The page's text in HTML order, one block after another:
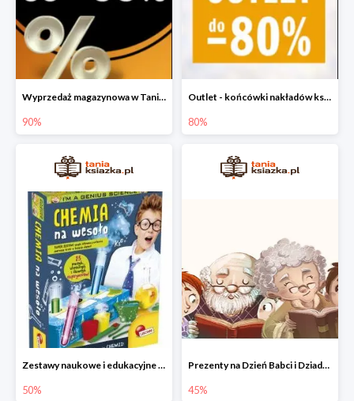
Wyprzedaż magazynowa w Taniej Książce do -90%
90%
Outlet - końcówki nakładów książek do -80%
80%
Zestawy naukowe i edukacyjne dla dzieci w Taniej Książce do -50%
50%
Prezenty na Dzień Babci i Dziadka do -45% w Taniej Książce
45%